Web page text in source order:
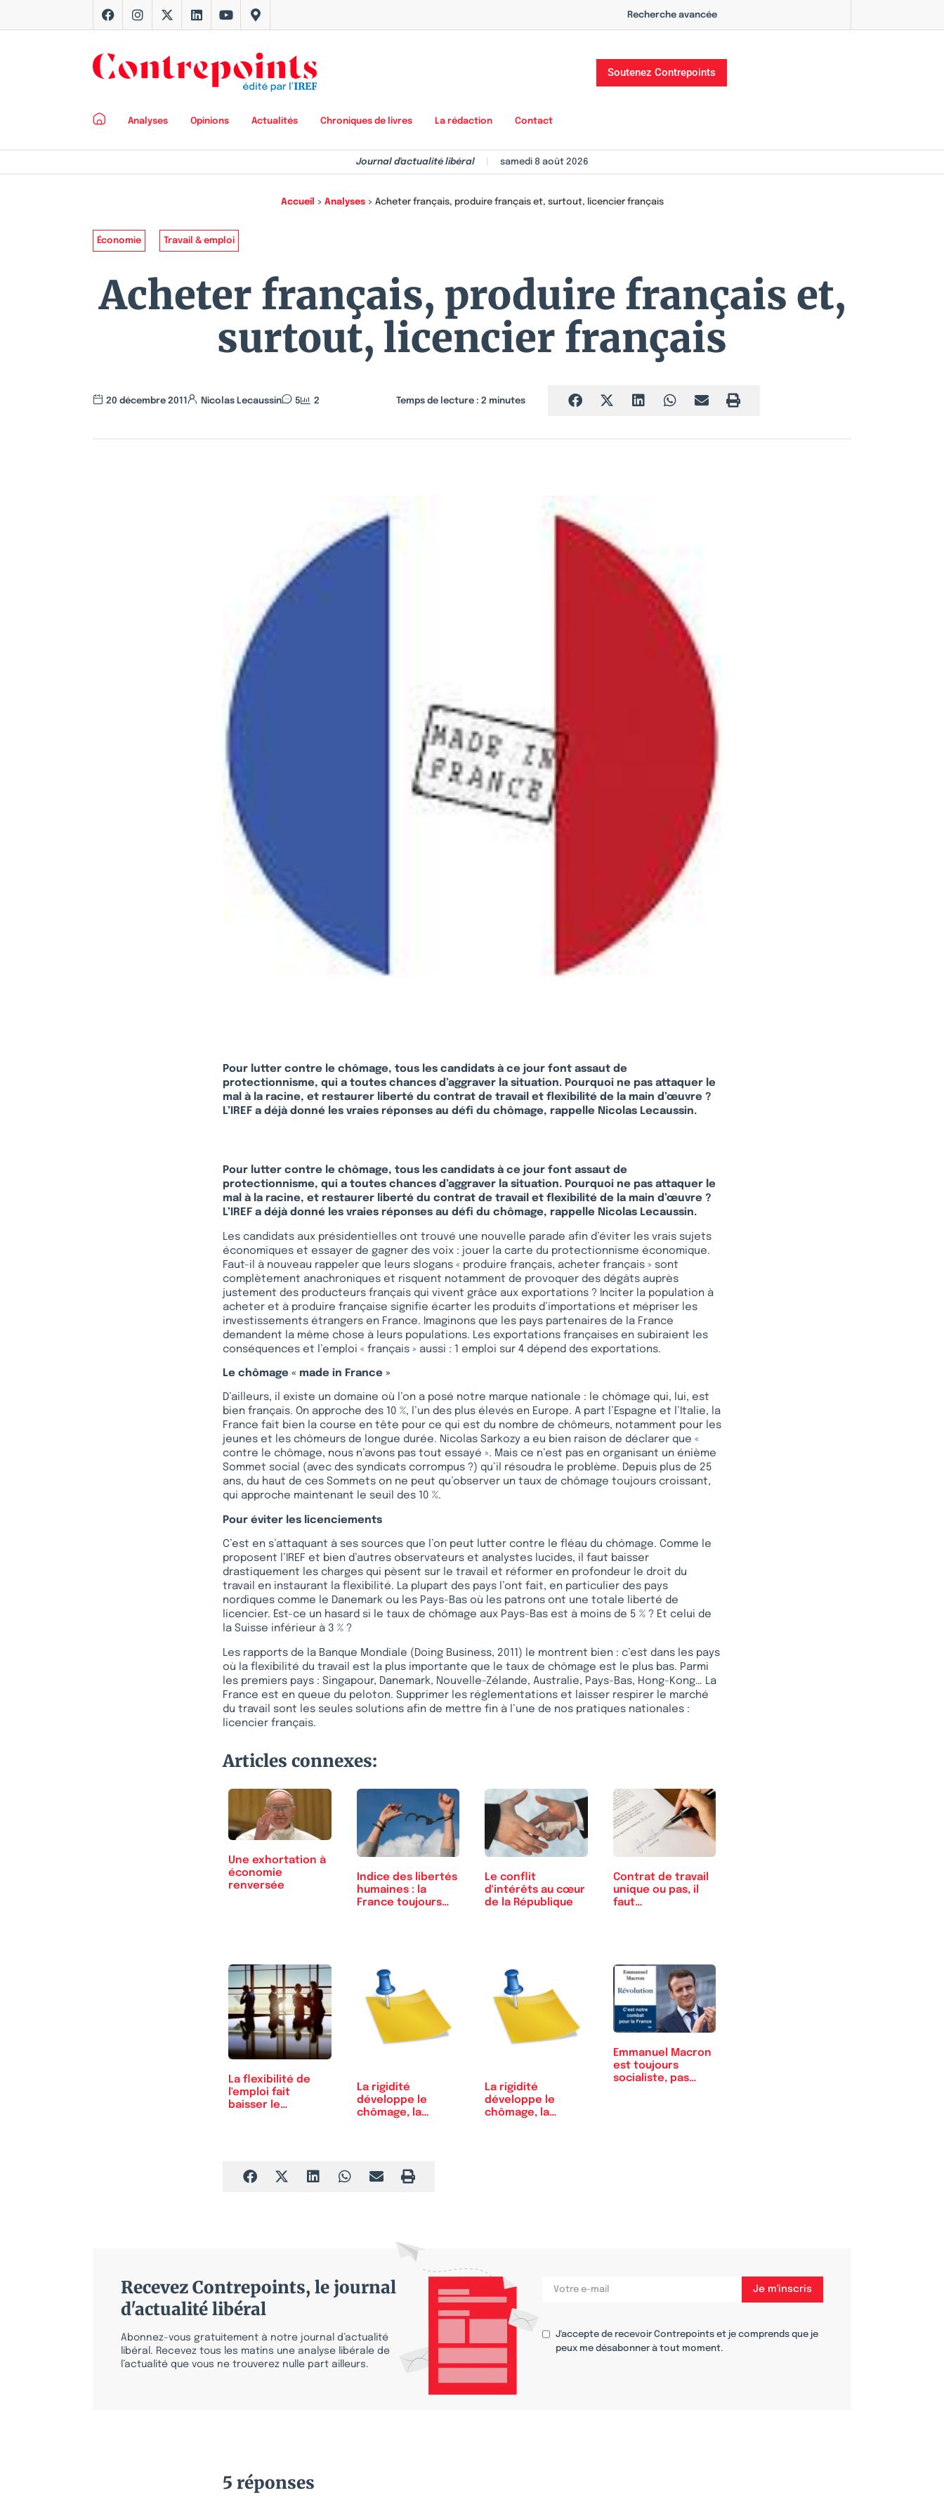
Recherche avancée
Soutenez Contrepoints
Analyses Opinions Actualités Chroniques de livres La rédaction Contact
Journal d'actualité libéral samedi 8 août 2026
Accueil > Analyses> Acheter français, produire français et, surtout, licencier français
Économie Travail & emploi
Acheter français, produire français et,
surtout, licencier français
20 décembre 2011 Nicolas Lecaussin 5 2 Temps de lecture : 2 minutes
Pour lutter contre le chômage, tous les candidats à ce jour font assaut de
protectionnisme, qui a toutes chances d’aggraver la situation. Pourquoi ne pas attaquer le
mal à la racine, et restaurer liberté du contrat de travail et flexibilité de la main d’œuvre ?
L’IREF a déjà donné les vraies réponses au défi du chômage, rappelle Nicolas Lecaussin.
Pour lutter contre le chômage, tous les candidats à ce jour font assaut de
protectionnisme, qui a toutes chances d’aggraver la situation. Pourquoi ne pas attaquer le
mal à la racine, et restaurer liberté du contrat de travail et flexibilité de la main d’œuvre ?
L’IREF a déjà donné les vraies réponses au défi du chômage, rappelle Nicolas Lecaussin.
Les candidats aux présidentielles ont trouvé une nouvelle parade afin d’éviter les vrais sujets
économiques et essayer de gagner des voix : jouer la carte du protectionnisme économique.
Faut-il à nouveau rappeler que leurs slogans « produire français, acheter français » sont
complètement anachroniques et risquent notamment de provoquer des dégâts auprès
justement des producteurs français qui vivent grâce aux exportations ? Inciter la population à
acheter et à produire française signifie écarter les produits d’importations et mépriser les
investissements étrangers en France. Imaginons que les pays partenaires de la France
demandent la même chose à leurs populations. Les exportations françaises en subiraient les
conséquences et l’emploi « français » aussi : 1 emploi sur 4 dépend des exportations.
Le chômage « made in France »
D’ailleurs, il existe un domaine où l’on a posé notre marque nationale : le chômage qui, lui, est
bien français. On approche des 10 %, l’un des plus élevés en Europe. A part l’Espagne et l’Italie, la
France fait bien la course en tête pour ce qui est du nombre de chômeurs, notamment pour les
jeunes et les chômeurs de longue durée. Nicolas Sarkozy a eu bien raison de déclarer que «
contre le chômage, nous n’avons pas tout essayé ». Mais ce n’est pas en organisant un énième
Sommet social (avec des syndicats corrompus ?) qu’il résoudra le problème. Depuis plus de 25
ans, du haut de ces Sommets on ne peut qu’observer un taux de chômage toujours croissant,
qui approche maintenant le seuil des 10 %.
Pour éviter les licenciements
C’est en s’attaquant à ses sources que l’on peut lutter contre le fléau du chômage. Comme le
proposent l’IREF et bien d’autres observateurs et analystes lucides, il faut baisser
drastiquement les charges qui pèsent sur le travail et réformer en profondeur le droit du
travail en instaurant la flexibilité. La plupart des pays l’ont fait, en particulier des pays
nordiques comme le Danemark ou les Pays-Bas où les patrons ont une totale liberté de
licencier. Est-ce un hasard si le taux de chômage aux Pays-Bas est à moins de 5 % ? Et celui de
la Suisse inférieur à 3 % ?
Les rapports de la Banque Mondiale (Doing Business, 2011) le montrent bien : c’est dans les pays
où la flexibilité du travail est la plus importante que le taux de chômage est le plus bas. Parmi
les premiers pays : Singapour, Danemark, Nouvelle-Zélande, Australie, Pays-Bas, Hong-Kong… La
France est en queue du peloton. Supprimer les réglementations et laisser respirer le marché
du travail sont les seules solutions afin de mettre fin à l’une de nos pratiques nationales :
licencier français.
Articles connexes:
Une exhortation à
économie
renversée
Indice des libertés
humaines : la
France toujours…
Le conflit
d'intérêts au cœur
de la République
Contrat de travail
unique ou pas, il
faut…
La flexibilité de
l'emploi fait
baisser le
La rigidité
développe le
chômage, la
La rigidité
développe le
chômage, la
Emmanuel Macron
est toujours
socialiste, pas
Recevez Contrepoints, le journal
d'actualité libéral
Abonnez-vous gratuitement à notre journal d’actualité
libéral. Recevez tous les matins une analyse libérale de
l’actualité que vous ne trouverez nulle part ailleurs.
J'accepte de recevoir Contrepoints et je comprends que je
peux me désabonner à tout moment.
5 réponses